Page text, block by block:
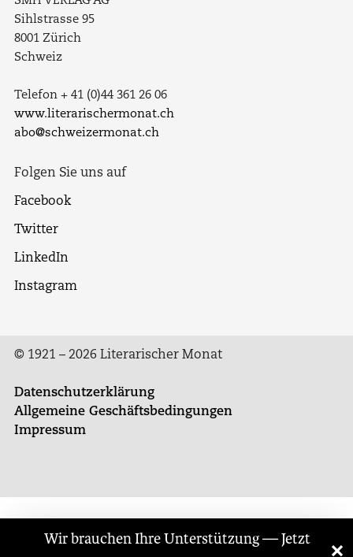
Wir brauchen Ihre Unterstützung — Jetzt
×
Sihlstrasse 95
8001 Zürich
Schweiz
Telefon + 41 (0)44 361 26 06
www.literarischermonat.ch
abo@schweizermonat.ch
Folgen Sie uns auf
Facebook
Twitter
LinkedIn
Instagram
© 1921 – 2026 Literarischer Monat
Datenschutzerklärung
Allgemeine Geschäftsbedingungen
Impressum